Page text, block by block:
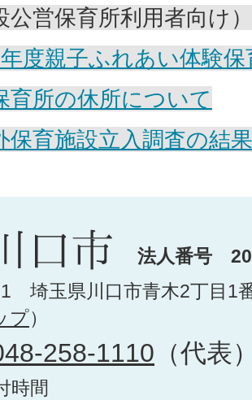
公営保育所利用者向け）
度親子ふれあい体験
育所の休所について
保育施設立入調査の結
法人番号
埼玉県川口市青木2丁目1
プ）
258-1110 （代表
時間